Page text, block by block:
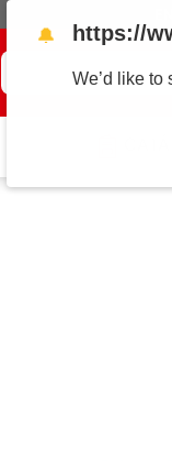
¿Qué estás
🔔 https://
We’d like